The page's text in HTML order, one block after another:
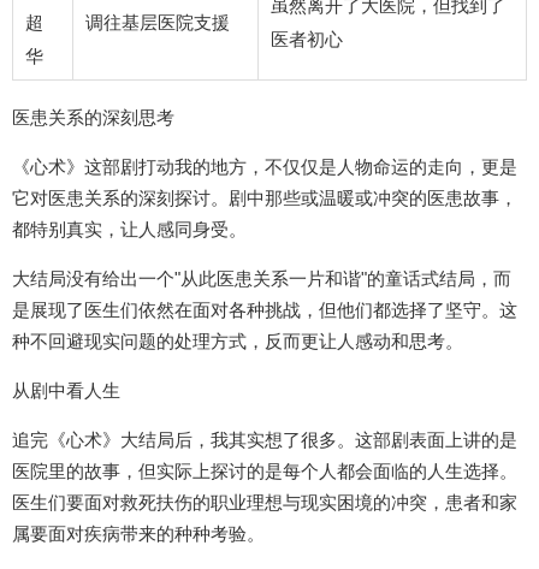
超
华
调往基层医院支援
虽然离开了大医院，但找到了
医者初心
医患关系的深刻思考
《心术》这部剧打动我的地方，不仅仅是人物命运的走向，更是
它对医患关系的深刻探讨。剧中那些或温暖或冲突的医患故事，
都特别真实，让人感同身受。
大结局没有给出一个"从此医患关系一片和谐"的童话式结局，而
是展现了医生们依然在面对各种挑战，但他们都选择了坚守。这
种不回避现实问题的处理方式，反而更让人感动和思考。
从剧中看人生
追完《心术》大结局后，我其实想了很多。这部剧表面上讲的是
医院里的故事，但实际上探讨的是每个人都会面临的人生选择。
医生们要面对救死扶伤的职业理想与现实困境的冲突，患者和家
属要面对疾病带来的种种考验。